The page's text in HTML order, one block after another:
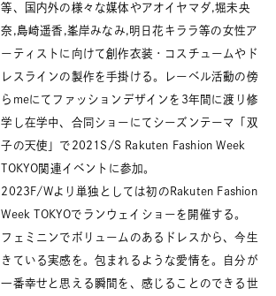
等、国内外の様々な媒体やアオイヤマダ,堀未央
奈,島崎遥香,峯岸みなみ,明日花キララ等の女性ア
ーティストに向けて創作衣装・コスチュームやド
レスラインの製作を手掛ける。レーベル活動の傍
らmeにてファッションデザインを3年間に渡り修
学し在学中、合同ショーにてシーズンテーマ「双
子の天使」で2021S/S Rakuten Fashion Week
TOKYO関連イベントに参加。
2023F/Wより単独としては初のRakuten Fashion
Week TOKYOでランウェイショーを開催する。
フェミニンでボリュームのあるドレスから、今生
きている実感を。包まれるような愛情を。自分が
一番幸せと思える瞬間を、感じることのできる世